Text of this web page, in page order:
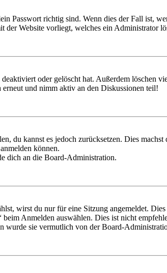
Passwort richtig sind. Wenn dies der Fall ist,
Website vorliegt, welches ein Administrator
oder gelöscht hat. Außerdem löschen
und nimm aktiv an den Diskussionen teil!
du kannst es jedoch zurücksetzen. Dies
können.
dich an die Board-Administration.
wirst du nur für eine Sitzung angemeldet.
Anmelden auswählen. Dies ist nicht
wurde sie vermutlich von der Board-